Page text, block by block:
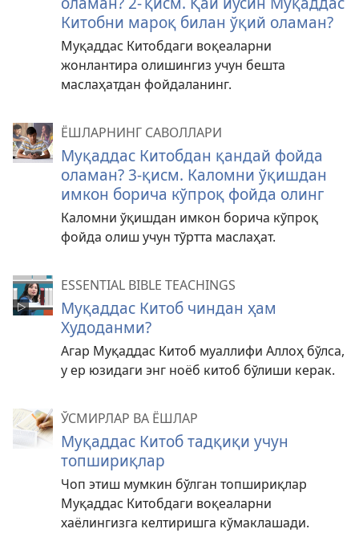
Китобни мароқ билан ўқий оламан?
Муқаддас Китобдаги воқеаларни
жонлантира олишингиз учун бешта
маслаҳатдан фойдаланинг.
ЁШЛАРНИНГ САВОЛЛАРИ
Муқаддас Китобдан қандай фойда
оламан? 3-қисм. Каломни ўқишдан
имкон борича кўпроқ фойда олинг
Каломни ўқишдан имкон борича кўпроқ
фойда олиш учун тўртта маслаҳат.
ESSENTIAL BIBLE TEACHINGS
Муқаддас Китоб чиндан ҳам
Худоданми?
Агар Муқаддас Китоб муаллифи Аллоҳ бўлса,
у ер юзидаги энг ноёб китоб бўлиши керак.
ЎСМИРЛАР ВА ЁШЛАР
Муқаддас Китоб тадқиқи учун
топшириқлар
Чоп этиш мумкин бўлган топшириқлар
Муқаддас Китобдаги воқеаларни
хаёлингизга келтиришга кўмаклашади.